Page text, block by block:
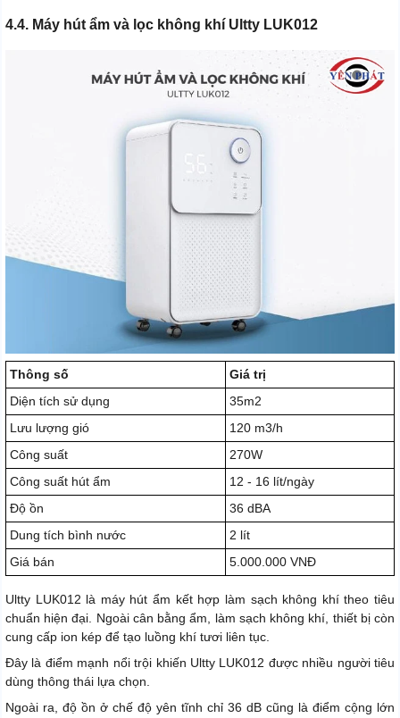
4.4. Máy hút ẩm và lọc không khí Ultty LUK012
Thông số
Giá trị
Diện tích sử dụng
35m2
Lưu lượng gió
120 m3/h
Công suất
270W
Công suất hút ẩm
12 - 16 lít/ngày
Độ ồn
36 dBA
Dung tích bình nước
2 lít
Giá bán
5.000.000 VNĐ
Ultty LUK012 là máy hút ẩm kết hợp làm sạch không khí theo tiêu
chuẩn hiện đại. Ngoài cân bằng ẩm, làm sạch không khí, thiết bị còn
cung cấp ion kép để tạo luồng khí tươi liên tục.
Đây là điểm mạnh nổi trội khiến Ultty LUK012 được nhiều người tiêu
dùng thông thái lựa chọn.
Ngoài ra, độ ồn ở chế độ yên tĩnh chỉ 36 dB cũng là điểm cộng lớn